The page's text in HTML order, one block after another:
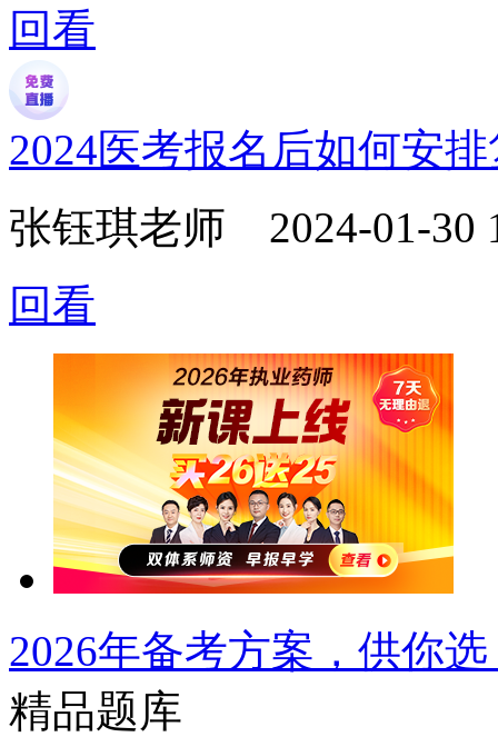
回看
2024医考报名后如何安
张钰琪老师 2024-01-30
回看
2026年备考方案，供你
精品题库